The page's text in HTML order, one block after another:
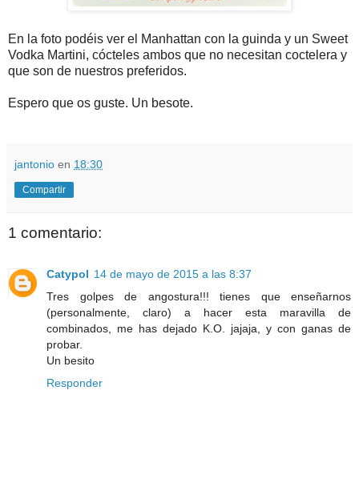
En la foto podéis ver el Manhattan con la guinda y un Sweet
Vodka Martini, cócteles ambos que no necesitan coctelera y
que son de nuestros preferidos.
Espero que os guste. Un besote.
jantonio en 18:30
Compartir
1 comentario:
Catypol 14 de mayo de 2015 a las 8:37
Tres golpes de angostura!!! tienes que enseñarnos
(personalmente, claro) a hacer esta maravilla de
combinados, me has dejado K.O. jajaja, y con ganas de
probar.
Un besito
Responder